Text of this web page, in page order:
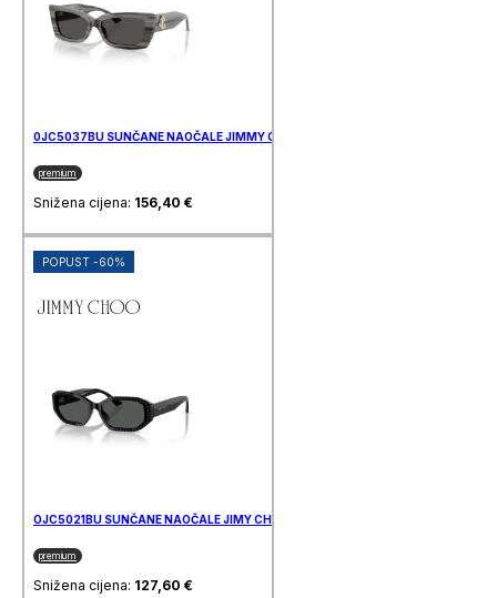
0JC5037BU SUNČANE NAOČALE JIMMY CHOO
premium
Snižena cijena: 156,40 €
POPUST -60%
OJC5021BU SUNČANE NAOČALE JIMY CHOO
premium
Snižena cijena: 127,60 €